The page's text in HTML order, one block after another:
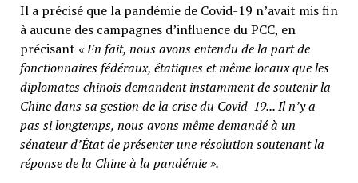
Il a précisé que la pandémie de Covid-19 n’avait mis fin
à aucune des campagnes d’influence du PCC, en
précisant « En fait, nous avons entendu de la part de
fonctionnaires fédéraux, étatiques et même locaux que les
diplomates chinois demandent instamment de soutenir la
Chine dans sa gestion de la crise du Covid-19... Il n’y a
pas si longtemps, nous avons même demandé à un
sénateur d’État de présenter une résolution soutenant la
réponse de la Chine à la pandémie ».